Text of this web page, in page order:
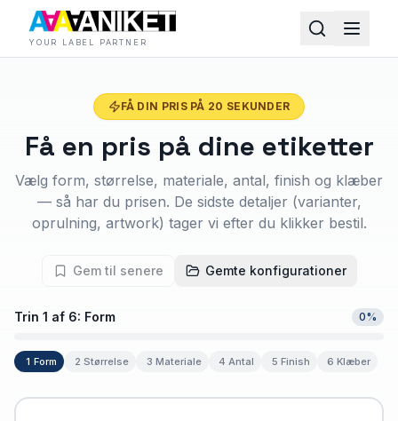
YOUR LABEL PARTNER
FÅ DIN PRIS PÅ 20 SEKUNDER
Få en pris på dine etiketter
Vælg form, størrelse, materiale, antal, finish og klæber
— så har du prisen. De sidste detaljer (varianter,
oprulning, artwork) tager vi efter du klikker bestil.
Gem til senere Gemte konfigurationer
Trin 1 af 6: Form 0%
1 Form 2 Størrelse 3 Materiale 4 Antal 5 Finish 6 Klæber